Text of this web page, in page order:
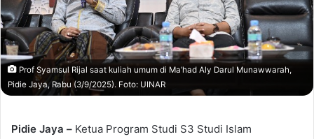
Prof Syamsul Rijal saat kuliah umum di Ma’had Aly Darul Munawwarah,
Pidie Jaya, Rabu (3/9/2025). Foto: UINAR
Pidie Jaya – Ketua Program Studi S3 Studi Islam